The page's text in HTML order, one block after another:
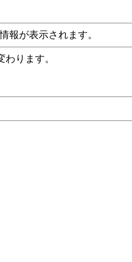
報が表示されます。
ります。